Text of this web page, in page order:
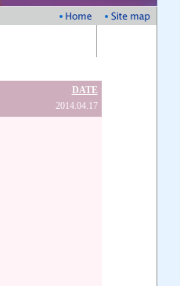
DATE
2014.04.17